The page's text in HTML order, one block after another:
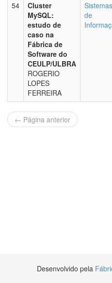
54
Cluster
MySQL:
estudo de
caso na
Fábrica de
Software do
CEULP/ULBRA
ROGERIO
LOPES
FERREIRA
Sistemas
de
← Página anterior
Desenvolvido pela